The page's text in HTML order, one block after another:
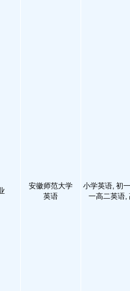
安徽师范大学
英语
小学英语, 初
一高二英语,